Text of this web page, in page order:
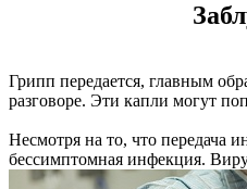
Грипп передается, главным
разговоре. Эти капли могут
Несмотря на то, что передача
бессимптомная инфекция.